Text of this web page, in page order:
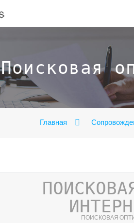
Поисковая
Главная
ПОИСКОВАЯ